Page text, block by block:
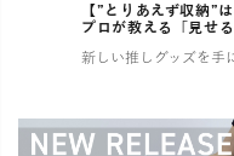
【”とりあえず収納”
プロが教える「見せ